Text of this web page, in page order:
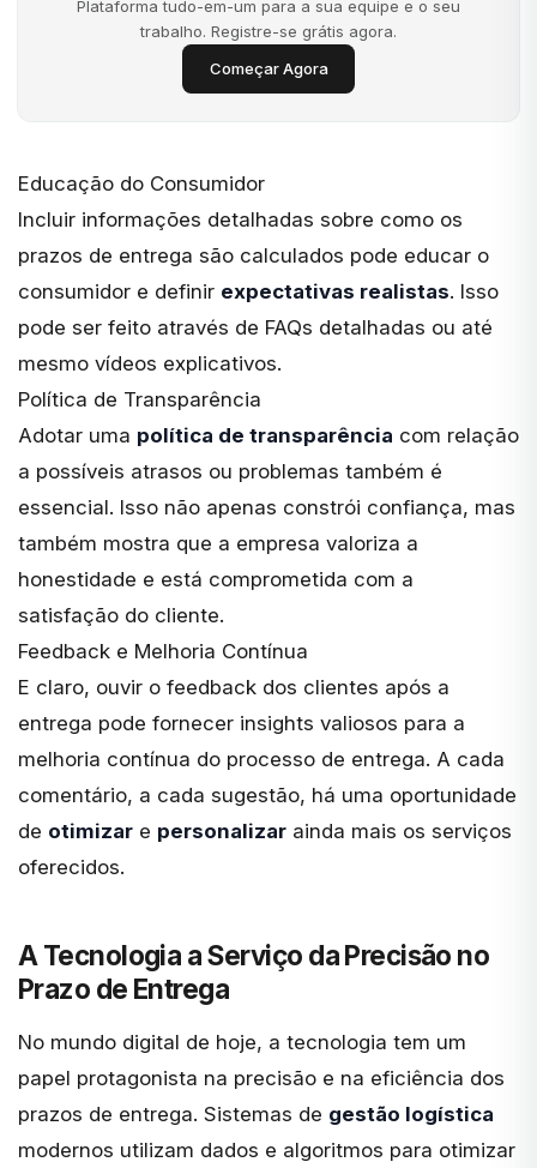
Plataforma tudo-em-um para a sua equipe e o seu
trabalho. Registre-se grátis agora.
Começar Agora
Educação do Consumidor
Incluir informações detalhadas sobre como os
prazos de entrega são calculados pode educar o
consumidor e definir expectativas realistas. Isso
pode ser feito através de FAQs detalhadas ou até
mesmo vídeos explicativos.
Política de Transparência
Adotar uma política de transparência com relação
a possíveis atrasos ou problemas também é
essencial. Isso não apenas constrói confiança, mas
também mostra que a empresa valoriza a
honestidade e está comprometida com a
satisfação do cliente.
Feedback e Melhoria Contínua
E claro, ouvir o feedback dos clientes após a
entrega pode fornecer insights valiosos para a
melhoria contínua do processo de entrega. A cada
comentário, a cada sugestão, há uma oportunidade
de otimizar e personalizar ainda mais os serviços
oferecidos.
A Tecnologia a Serviço da Precisão no
Prazo de Entrega
No mundo digital de hoje, a tecnologia tem um
papel protagonista na precisão e na eficiência dos
prazos de entrega. Sistemas de gestão logística
modernos utilizam dados e algoritmos para otimizar